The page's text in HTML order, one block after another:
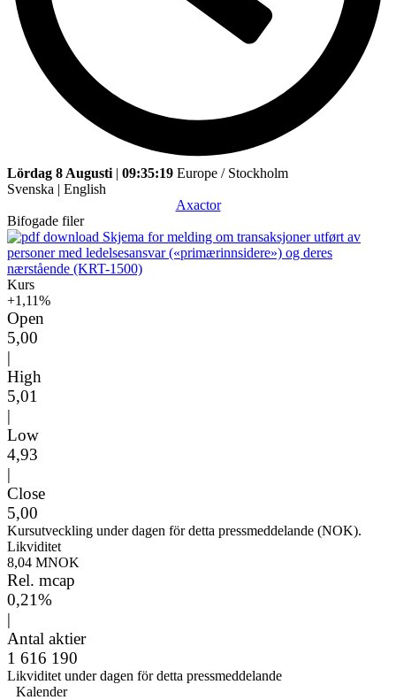
Lördag 8 Augusti | 09:35:19 Europe / Stockholm
Svenska | English
Axactor
Bifogade filer
Skjema for melding om transaksjoner utført av
personer med ledelsesansvar («primærinnsidere») og deres
nærstående (KRT-1500)
Kurs
+1,11%
Open
5,00
|
High
5,01
|
Low
4,93
|
Close
5,00
Kursutveckling under dagen för detta pressmeddelande (NOK).
Likviditet
8,04 MNOK
Rel. mcap
0,21%
|
Antal aktier
1 616 190
Likviditet under dagen för detta pressmeddelande
Kalender